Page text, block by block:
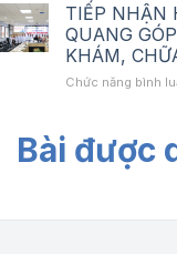
TIẾP NHẬN
QUANG
KHÁM,
Chức năng bình
Bài được